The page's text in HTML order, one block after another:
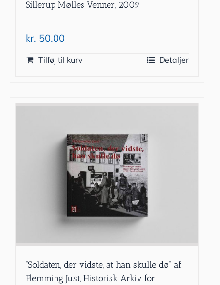
Sillerup Mølles Venner, 2009
kr. 50.00
Tilføj til kurv Detaljer
”Soldaten, der vidste, at han skulle dø” af
Flemming Just, Historisk Arkiv for